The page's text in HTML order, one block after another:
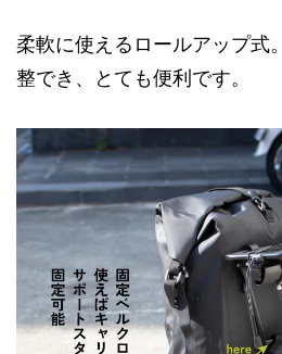
柔軟に使えるロールアップ式
整でき、とても便利です。